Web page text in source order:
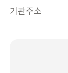
기관주소